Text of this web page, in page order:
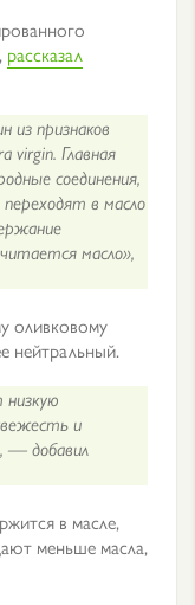
рассказал
из признаков
virgin. Главная
соединения,
в масло
масло»,
оливковому
нейтральный.
и
— добавил
в масле,
меньше масла,